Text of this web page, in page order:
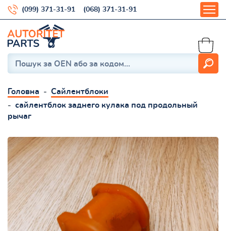
(099) 371-31-91 (068) 371-31-91
Головна
Сайлентблоки
сайлентблок заднего кулака под продольный
рычаг